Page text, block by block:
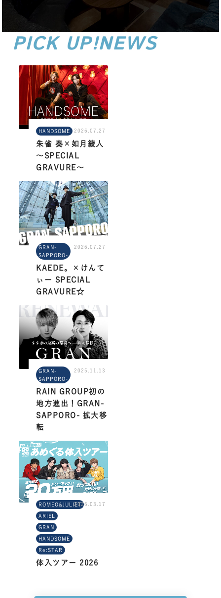
PICK UP!NEWS
HANDSOME 2026.07.27
朱雀 奏×如月綾人
～SPECIAL
GRAVURE～
GRAN-
SAPPORO-
2026.07.27
KAEDE。×けんて
ぃー SPECIAL
GRAVURE☆
GRAN-
SAPPORO-
2025.11.13
RAIN GROUP初の
地方進出！GRAN-
SAPPORO- 拡大移
転
ROMEO&JULIET
ARIEL
GRAN
HANDSOME
Re:STAR
2026.03.17
体入ツアー 2026